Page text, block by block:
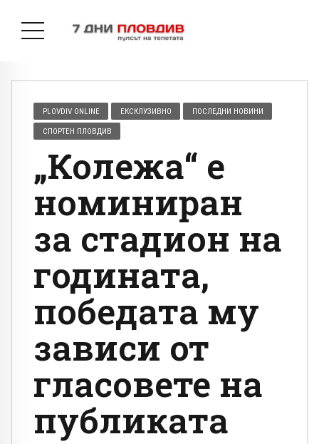
PLOVDIV ONLINE ЕКСКЛУЗИВНО ПОСЛЕДНИ НОВИНИ
СПОРТЕН ПЛОВДИВ
„Колежа“ е
номиниран
за стадион на
годината,
победата му
зависи от
гласовете на
публиката